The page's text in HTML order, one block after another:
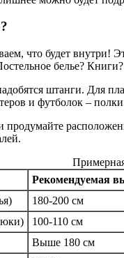
что будет
белье?
штанги. Для
и футболок –
Рекомендуемая
180-200 см
100-110 см
Выше 180 см